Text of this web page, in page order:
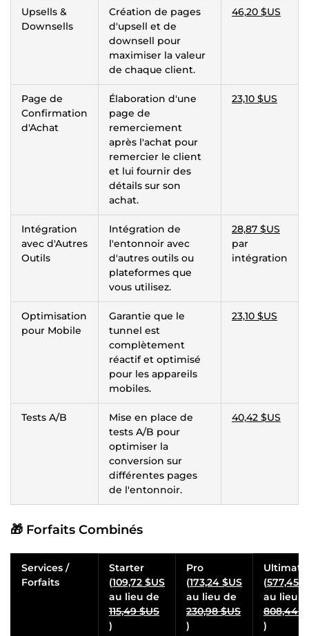
Upsells &
Downsells
Création de pages
d'upsell et de
downsell pour
maximiser la valeur
de chaque client.
46,20 $US
Page de
Confirmation
d'Achat
Élaboration d'une
page de
remerciement
après l'achat pour
remercier le client
et lui fournir des
détails sur son
achat.
23,10 $US
Intégration
avec d'Autres
Outils
Intégration de
l'entonnoir avec
d'autres outils ou
plateformes que
vous utilisez.
28,87 $US
par
intégration
Optimisation
pour Mobile
Garantie que le
tunnel est
complètement
réactif et optimisé
pour les appareils
mobiles.
23,10 $US
Tests A/B
Mise en place de
tests A/B pour
optimiser la
conversion sur
différentes pages
de l'entonnoir.
40,42 $US
🎁 Forfaits Combinés
Services /
Forfaits
Starter
(109,72 $US
au lieu de
115,49 $US
)
Pro
(173,24 $US
au lieu de
230,98 $US
)
Ultimate
(577,45
au lieu
808,44
)